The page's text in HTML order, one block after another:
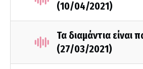
(10/04/2021)
Τα διαμάντια είναι
(27/03/2021)